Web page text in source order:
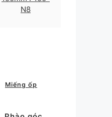
N8
Miếng ốp